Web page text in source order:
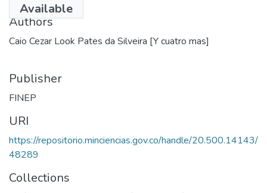
Available
Authors
Caio Cezar Look Pates da Silveira [Y cuatro mas]
Publisher
FINEP
URI
https://repositorio.minciencias.gov.co/handle/20.500.14143/
48289
Collections